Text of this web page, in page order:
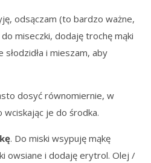
odsączam (to bardzo ważne,
miseczki, dodaję trochę mąki
słodzidła i mieszam, aby
dosyć równomiernie, w
wciskając je do środka.
. Do miski wsypuję mąkę
owsiane i dodaję erytrol. Olej /